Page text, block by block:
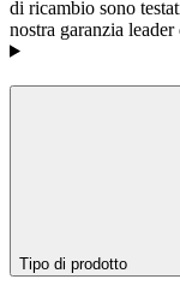
di ricambio sono
nostra garanzia leader
Prodotti
Tipo di prodotto